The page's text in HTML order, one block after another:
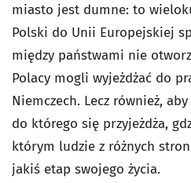
miasto jest dumne: to
Polski do Unii Europejskiej
między państwami nie
Polacy mogli wyjeżdżać do
Niemczech. Lecz również,
do którego się przyjeżdża,
którym ludzie z różnych
jakiś etap swojego życia.